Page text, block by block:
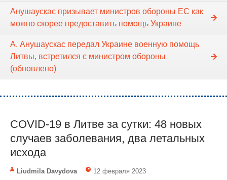
Анушаускас призывает министров обороны ЕС как
можно скорее предоставить помощь Украине
А. Анушаускас передал Украине военную помощь
Литвы, встретился с министром обороны
(обновлено)
COVID-19 в Литве за сутки: 48 новых
случаев заболевания, два летальных
исхода
Liudmila Davydova 12 февраля 2023